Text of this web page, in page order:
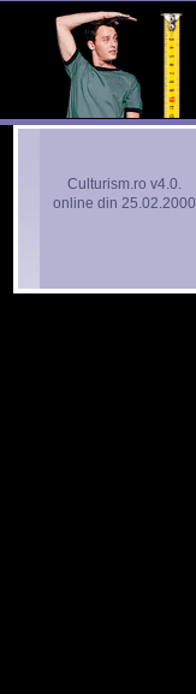
Culturism.ro v4.0.
online din 25.02.2000